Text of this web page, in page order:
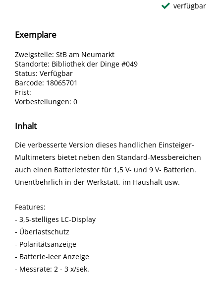
verfügbar
Exemplare
Zweigstelle: StB am Neumarkt
Standorte: Bibliothek der Dinge #049
Status: Verfügbar
Barcode: 18065701
Frist:
Vorbestellungen: 0
Inhalt
Die verbesserte Version dieses handlichen Einsteiger-
Multimeters bietet neben den Standard-Messbereichen
auch einen Batterietester für 1,5 V- und 9 V- Batterien.
Unentbehrlich in der Werkstatt, im Haushalt usw.
Features:
- 3,5-stelliges LC-Display
- Überlastschutz
- Polaritätsanzeige
- Batterie-leer Anzeige
- Messrate: 2 - 3 x/sek.